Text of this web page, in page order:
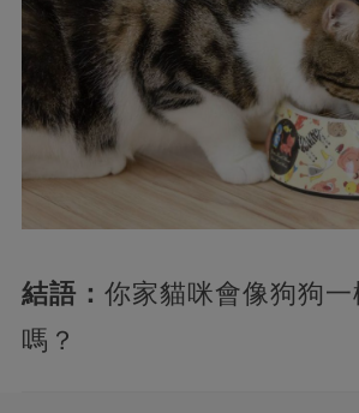
結語： 你家貓咪會像狗狗
嗎？